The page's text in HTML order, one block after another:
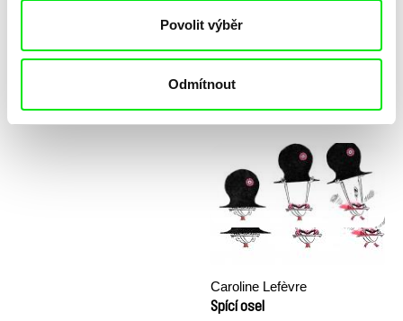
Povolit výběr
Odmítnout
Sestra
Caroline Lefèvre
Spící osel